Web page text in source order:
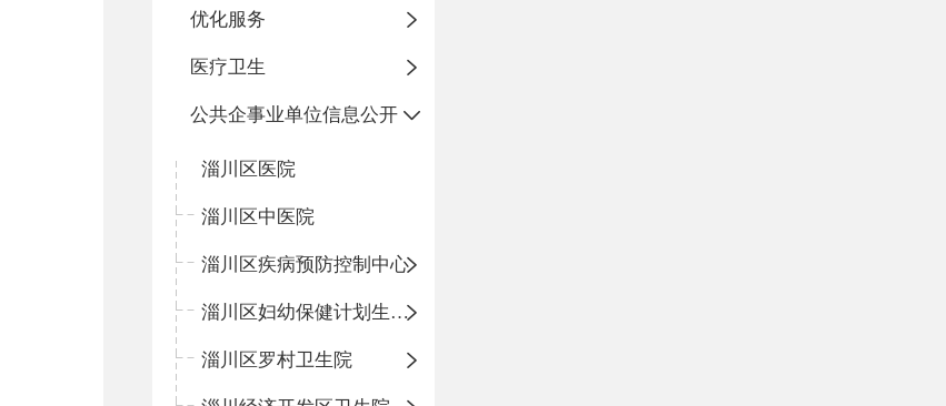
优化服务
医疗卫生
公共企事业单位信息公开
淄川区医院
淄川区中医院
淄川区疾病预防控制中心
淄川区妇幼保健计划生育服务中心
淄川区罗村卫生院